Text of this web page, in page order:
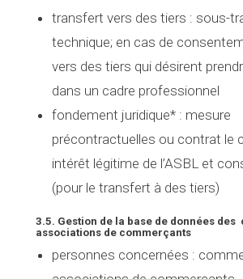
transfert vers des tiers : sous-
technique; en cas de
vers des tiers qui désirent
dans un cadre professionnel
fondement juridique* : mesure
précontractuelles ou contrat le
intérêt légitime de l’ASBL et
(pour le transfert à des tiers)
3.5. Gestion de la base de données
associations de commerçants
personnes concernées :